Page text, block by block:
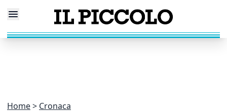
Home Cronaca